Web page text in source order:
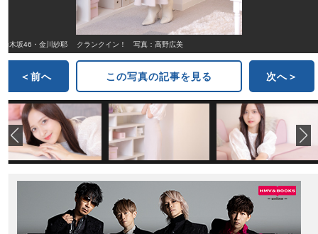
乃木坂46・金川紗耶 クランクイン！ 写真：高野広美
＜前へ この写真の記事を見る 次へ＞